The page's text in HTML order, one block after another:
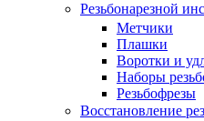
Резьбонарезной
Метчики
Плашки
Воротки и
Наборы
Резьбофрезы
Восстановление